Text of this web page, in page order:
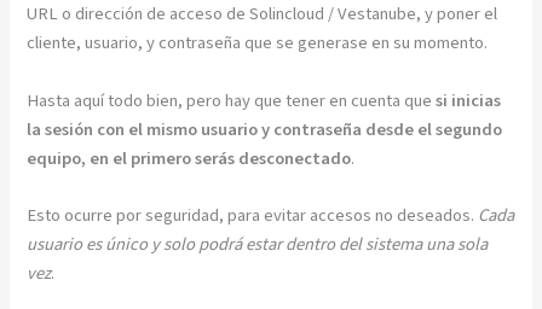
URL o dirección de acceso de Solincloud / Vestanube, y poner el
cliente, usuario, y contraseña que se generase en su momento.
Hasta aquí todo bien, pero hay que tener en cuenta quesi inicias
la sesión con el mismo usuario y contraseña desde el segundo
equipo, en el primero serás desconectado.
Esto ocurre por seguridad, para evitar accesos no deseados. Cada
usuario es único y solo podrá estar dentro del sistema una sola
vez.